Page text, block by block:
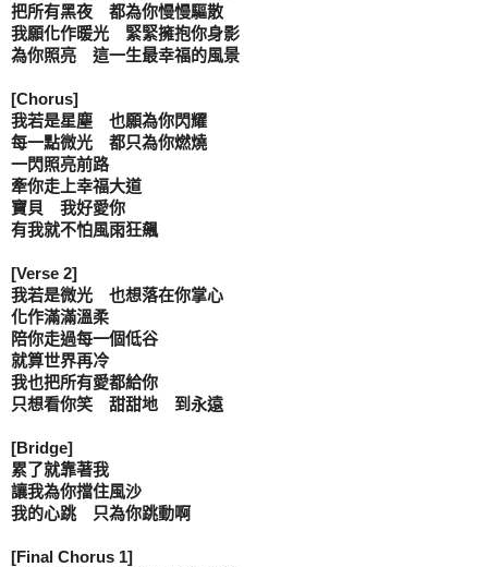
把所有黑夜　都為你慢慢驅散
我願化作暖光　緊緊擁抱你身影
為你照亮　這一生最幸福的風景
[Chorus]
我若是星塵　也願為你閃耀
每一點微光　都只為你燃燒
一閃照亮前路
牽你走上幸福大道
寶貝　我好愛你
有我就不怕風雨狂飆
[Verse 2]
我若是微光　也想落在你掌心
化作滿滿溫柔
陪你走過每一個低谷
就算世界再冷
我也把所有愛都給你
只想看你笑　甜甜地　到永遠
[Bridge]
累了就靠著我
讓我為你擋住風沙
我的心跳　只為你跳動啊
[Final Chorus 1]